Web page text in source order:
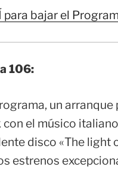
para bajar el
106:
un arranque
el músico
disco «The light
estrenos